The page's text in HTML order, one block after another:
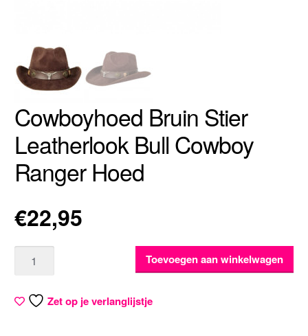
Cowboyhoed Bruin Stier
Leatherlook Bull Cowboy
Ranger Hoed
€22,95
Toevoegen aan winkelwagen
Zet op je verlanglijstje